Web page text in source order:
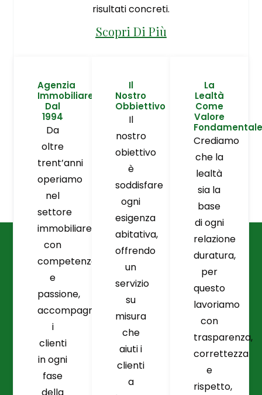
risultati concreti.
Scopri Di Più
Agenzia
Immobiliare
Dal
1994
Da
oltre
trent’anni
operiamo
nel
settore
immobiliare
con
competenza
e
passione,
accompagnando
i
clienti
in ogni
fase
della
Il
Nostro
Obbiettivo
Il
nostro
obiettivo
è
soddisfare
ogni
esigenza
abitativa,
offrendo
un
servizio
su
misura
che
aiuti i
clienti
a
La
Lealtà
Come
Valore
Fondamentale
Crediamo
che la
lealtà
sia la
base
di ogni
relazione
duratura,
per
questo
lavoriamo
con
trasparenza,
correttezza
e
rispetto,